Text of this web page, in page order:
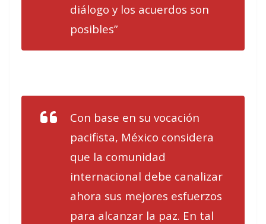
diálogo y los acuerdos son
posibles”
Con base en su vocación
pacifista, México considera
que la comunidad
internacional debe canalizar
ahora sus mejores esfuerzos
para alcanzar la paz. En tal